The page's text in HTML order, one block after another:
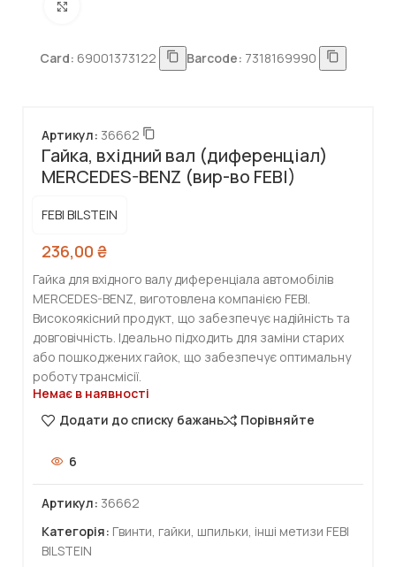
Card: 69001373122 Barcode: 7318169990
Гайка, вхідний вал (диференціал)
MERCEDES-BENZ (вир-во FEBI)
Артикул: 36662
FEBI BILSTEIN
236,00 ₴
Гайка для вхідного валу диференціала автомобілів
MERCEDES-BENZ, виготовлена компанією FEBI.
Високоякісний продукт, що забезпечує надійність та
довговічність. Ідеально підходить для заміни старих
або пошкоджених гайок, що забезпечує оптимальну
роботу трансмісії.
Немає в наявності
Додати до списку бажань
Порівняйте
6
Артикул: 36662
Категорія: Гвинти, гайки, шпильки, інші метизи FEBI
BILSTEIN